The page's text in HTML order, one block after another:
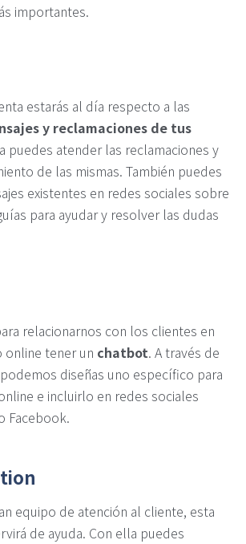
importantes.
estarás al día respecto a las
y reclamaciones de tus
puedes atender las reclamaciones y
de las mismas. También puedes
existentes en redes sociales sobre
para ayudar y resolver las dudas
relacionarnos con los clientes en
online tener un chatbot. A través de
diseñas uno específico para
e incluirlo en redes sociales
Facebook.
equipo de atención al cliente, esta
de ayuda. Con ella puedes